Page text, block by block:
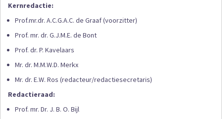
Kernredactie:
Prof.mr.dr. A.C.G.A.C. de Graaf (voorzitter)
Prof. mr. dr. G.J.M.E. de Bont
Prof. dr. P. Kavelaars
Mr. dr. M.M.W.D. Merkx
Mr. dr. E.W. Ros (redacteur/redactiesecretaris)
Redactieraad:
Prof. mr. Dr. J. B. O. Bijl